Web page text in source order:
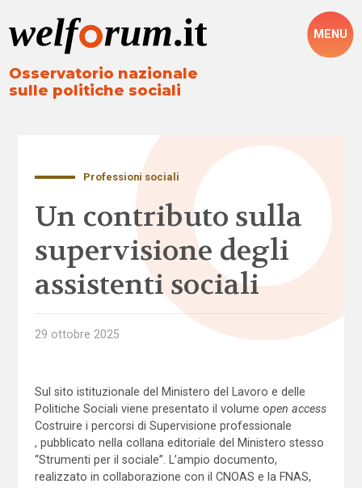
Osservatorio nazionale
sulle politiche sociali
MENU
Professioni sociali
Un contributo sulla
supervisione degli
assistenti sociali
29 ottobre 2025
Sul sito istituzionale del Ministero del Lavoro e delle
Politiche Sociali viene presentato il volume open access
Costruire i percorsi di Supervisione professionale
, pubblicato nella collana editoriale del Ministero stesso
“Strumenti per il sociale”. L’ampio documento,
realizzato in collaborazione con il CNOAS e la FNAS,